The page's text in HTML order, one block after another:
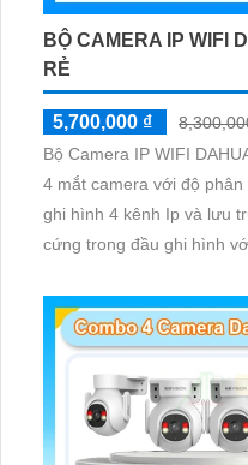
BỘ CAMERA IP WIFI
RẺ
5,700,000 ₫
Bộ Camera IP WIFI
4 mắt camera với độ
ghi hình 4 kênh Ip và lưu
cứng trong đầu ghi hình
giám sát có màu vào ban